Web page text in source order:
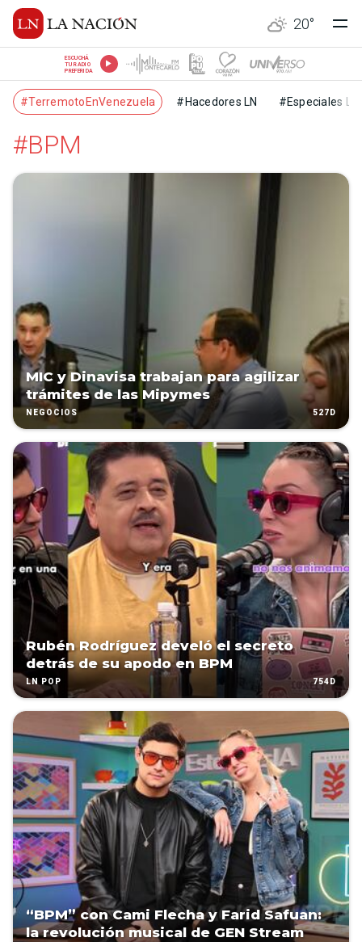
20°
ESCUCHÁ
TU RADIO
PREFERIDA
#TerremotoEnVenezuela #Hacedores LN #Especiales LN
#BPM
MIC y Dinavisa trabajan para agilizar
trámites de las Mipymes
NEGOCIOS 527D
Rubén Rodríguez develó el secreto
detrás de su apodo en BPM
LN POP 754D
“BPM” con Cami Flecha y Farid Safuan:
la revolución musical de GEN Stream